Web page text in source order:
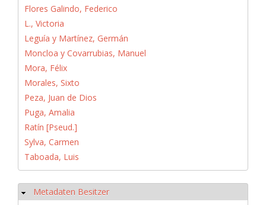
Flores Galindo, Federico
L., Victoria
Leguía y Martínez, Germán
Moncloa y Covarrubias, Manuel
Mora, Félix
Morales, Sixto
Peza, Juan de Dios
Puga, Amalia
Ratín [Pseud.]
Sylva, Carmen
Taboada, Luis
Hide
Metadaten Besitzer